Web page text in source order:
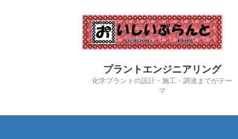
プラントエンジニアリング
化学プラントの設計・施工・調達までがテー
マ